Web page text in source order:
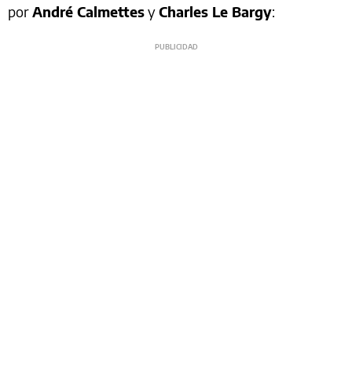
porAndré CalmettesyCharles Le Bargy: